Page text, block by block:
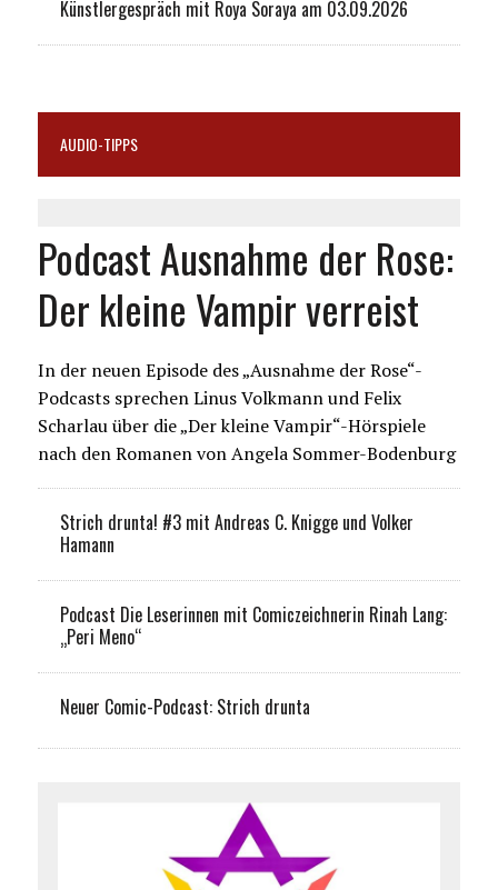
Künstlergespräch mit Roya Soraya am 03.09.2026
AUDIO-TIPPS
Podcast Ausnahme der Rose:
Der kleine Vampir verreist
In der neuen Episode des „Ausnahme der Rose“-
Podcasts sprechen Linus Volkmann und Felix
Scharlau über die „Der kleine Vampir“-Hörspiele
nach den Romanen von Angela Sommer-Bodenburg
Strich drunta! #3 mit Andreas C. Knigge und Volker
Hamann
Podcast Die Leserinnen mit Comiczeichnerin Rinah Lang:
„Peri Meno“
Neuer Comic-Podcast: Strich drunta